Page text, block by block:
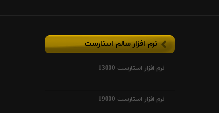
نرم افزار سالم استارست
نرم افزار استارست 13000
نرم افزار استارست 19000